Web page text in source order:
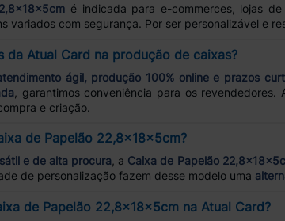
é indicada para e-commerces, lojas
variados com segurança. Por ser personalizável e
da Atual Card na produção de caixas?
ágil, produção 100% online e prazos
, garantimos conveniência para os
e criação.
de Papelão 22,8x18x5cm?
e de alta procura , a Caixa de Papelão
de personalização fazem desse modelo uma
de Papelão 22,8x18x5cm na Atual Card?